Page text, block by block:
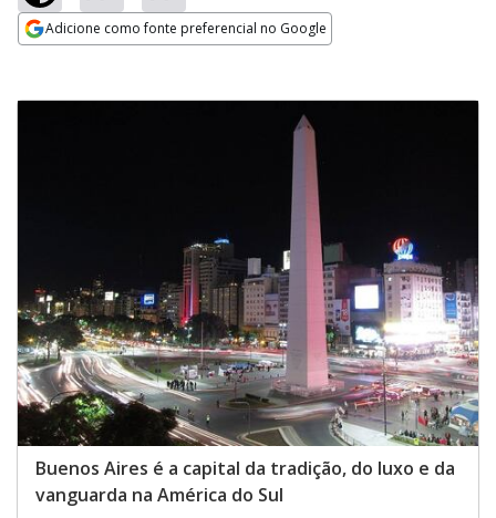
Adicione como fonte preferencial no Google
Buenos Aires é a capital da tradição, do luxo e da
vanguarda na América do Sul